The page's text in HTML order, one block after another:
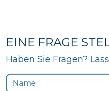
EINE FRAGE
Haben Sie Fragen?